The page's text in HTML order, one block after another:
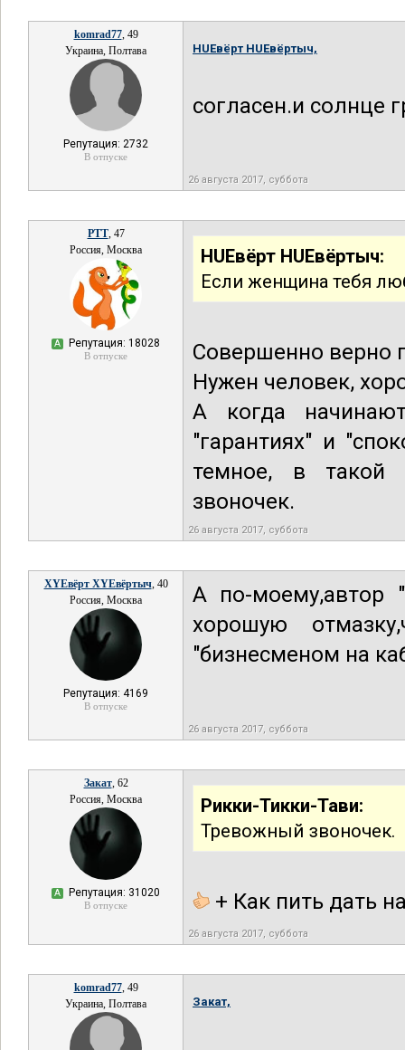
komrad77, 49
Украина, Полтава
Репутация: 2732
В отпуске
HUEвёрт HUEвёртыч,
согласен.и солнце
26 августа 2017, суббота
РТТ, 47
Россия, Москва
А Репутация: 18028
В отпуске
HUEвёрт HUEвёртыч:
Если женщина тебя
Совершенно верно
Нужен человек,
А когда
"гарантиях" и
темное, в такой
звоночек.
26 августа 2017, суббота
XYEвёрт XYEвёртыч, 40
Россия, Москва
Репутация: 4169
В отпуске
А по-моему,автор
хорошую
"бизнесменом на
26 августа 2017, суббота
Закат, 62
Россия, Москва
А Репутация: 31020
В отпуске
Рикки-Тикки-Тави:
Тревожный звоночек.
+ Как пить дать
26 августа 2017, суббота
komrad77, 49
Украина, Полтава
Закат,